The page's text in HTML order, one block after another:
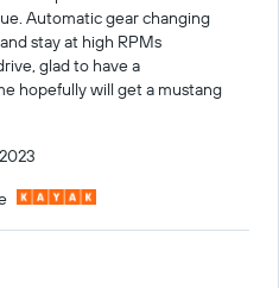
Automatic gear changing
stay at high RPMs
glad to have a
hopefully will get a mustang